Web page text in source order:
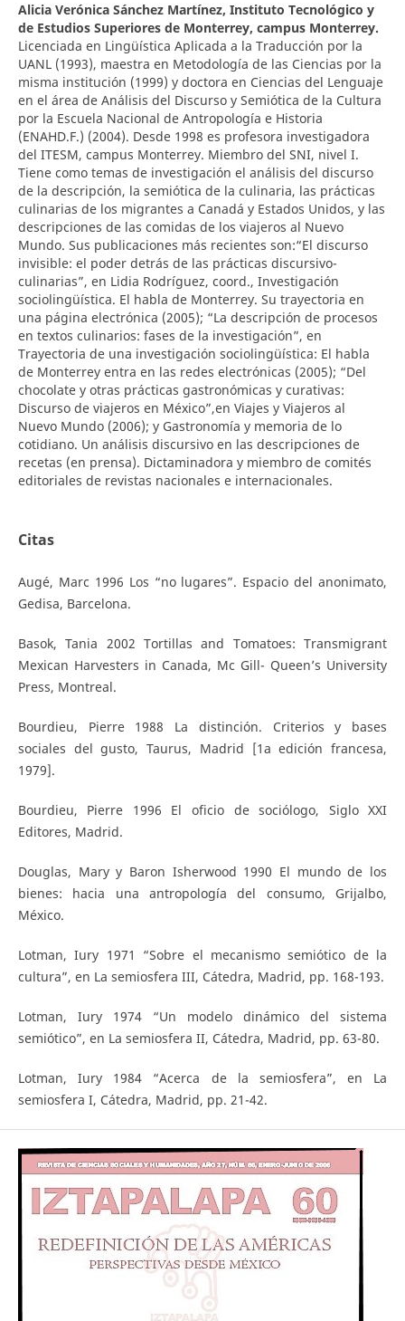
Alicia Verónica Sánchez Martínez, Instituto Tecnológico y
de Estudios Superiores de Monterrey, campus Monterrey.
Licenciada en Lingüística Aplicada a la Traducción por la
UANL (1993), maestra en Metodología de las Ciencias por la
misma institución (1999) y doctora en Ciencias del Lenguaje
en el área de Análisis del Discurso y Semiótica de la Cultura
por la Escuela Nacional de Antropología e Historia
(ENAHD.F.) (2004). Desde 1998 es profesora investigadora
del ITESM, campus Monterrey. Miembro del SNI, nivel I.
Tiene como temas de investigación el análisis del discurso
de la descripción, la semiótica de la culinaria, las prácticas
culinarias de los migrantes a Canadá y Estados Unidos, y las
descripciones de las comidas de los viajeros al Nuevo
Mundo. Sus publicaciones más recientes son:“El discurso
invisible: el poder detrás de las prácticas discursivo-
culinarias”, en Lidia Rodríguez, coord., Investigación
sociolingüística. El habla de Monterrey. Su trayectoria en
una página electrónica (2005); “La descripción de procesos
en textos culinarios: fases de la investigación”, en
Trayectoria de una investigación sociolingüística: El habla
de Monterrey entra en las redes electrónicas (2005); “Del
chocolate y otras prácticas gastronómicas y curativas:
Discurso de viajeros en México”,en Viajes y Viajeros al
Nuevo Mundo (2006); y Gastronomía y memoria de lo
cotidiano. Un análisis discursivo en las descripciones de
recetas (en prensa). Dictaminadora y miembro de comités
editoriales de revistas nacionales e internacionales.
Citas
Augé, Marc 1996 Los “no lugares”. Espacio del anonimato,
Gedisa, Barcelona.
Basok, Tania 2002 Tortillas and Tomatoes: Transmigrant
Mexican Harvesters in Canada, Mc Gill- Queen’s University
Press, Montreal.
Bourdieu, Pierre 1988 La distinción. Criterios y bases
sociales del gusto, Taurus, Madrid [1a edición francesa,
1979].
Bourdieu, Pierre 1996 El oficio de sociólogo, Siglo XXI
Editores, Madrid.
Douglas, Mary y Baron Isherwood 1990 El mundo de los
bienes: hacia una antropología del consumo, Grijalbo,
México.
Lotman, Iury 1971 “Sobre el mecanismo semiótico de la
cultura”, en La semiosfera III, Cátedra, Madrid, pp. 168-193.
Lotman, Iury 1974 “Un modelo dinámico del sistema
semiótico”, en La semiosfera II, Cátedra, Madrid, pp. 63-80.
Lotman, Iury 1984 “Acerca de la semiosfera”, en La
semiosfera I, Cátedra, Madrid, pp. 21-42.